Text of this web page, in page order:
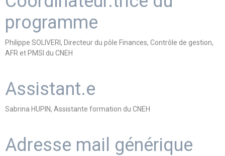
programme
Philippe SOLIVERI, Directeur du pôle Finances, Contrôle de gestion,
AFR et PMSI du CNEH
Assistant.e
Sabrina HUPIN, Assistante formation du CNEH
Adresse mail générique